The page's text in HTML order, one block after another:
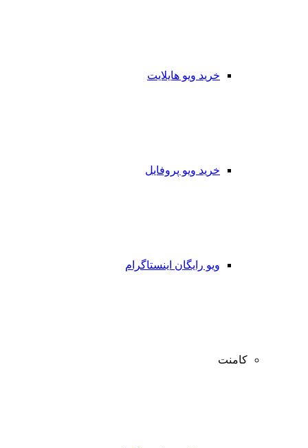
خرید ویو هایلایت
خرید ویو پروفایل
ویو رایگان اینستاگرام
کامنت